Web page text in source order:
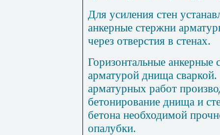
Для усиления стен
анкерные стержни
через отверстия в стенах.
Горизонтальные анкерные
арматурой днища сваркой.
арматурных работ
бетонирование днища и
бетона необходимой
опалубки.